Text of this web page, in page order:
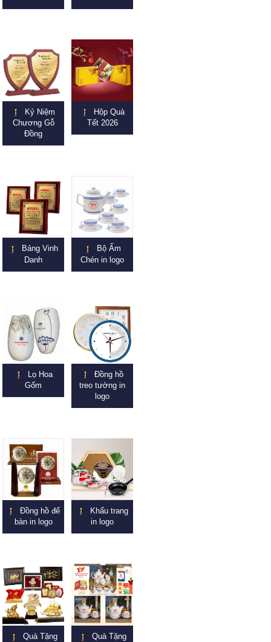
Kỷ Niệm
Chương Gỗ
Đồng
Hộp Quà
Tết 2026
Bảng Vinh
Danh
Bộ Ấm
Chén in logo
Lọ Hoa
Gốm
Đồng hồ
treo tường in
logo
Đồng hồ để
bàn in logo
Khẩu trang
in logo
Quà Tặng
Quà Tặng